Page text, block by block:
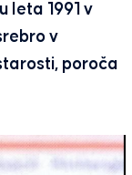
leta 1991 v
v
poroča